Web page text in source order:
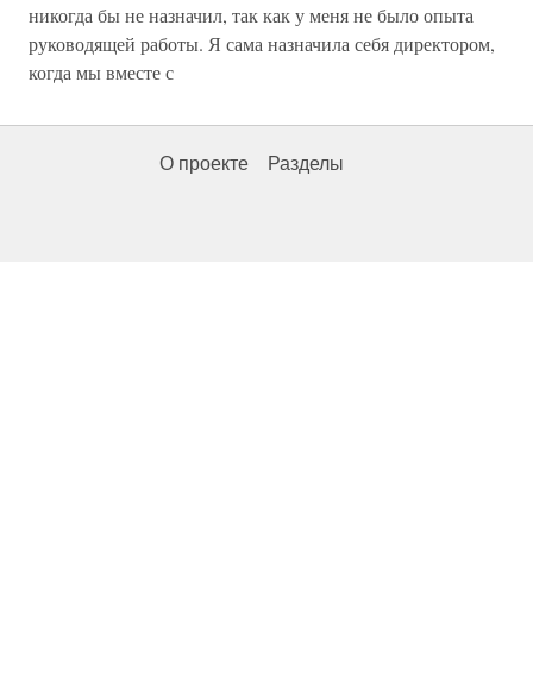
никогда бы не назначил, так как у меня не было опыта
руководящей работы. Я сама назначила себя директором,
когда мы вместе с
О проекте Разделы